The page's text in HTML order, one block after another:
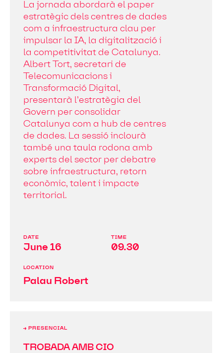
La jornada abordarà el paper
estratègic dels centres de dades
com a infraestructura clau per
impulsar la IA, la digitalització i
la competitivitat de Catalunya.
Albert Tort, secretari de
Telecomunicacions i
Transformació Digital,
presentarà l’estratègia del
Govern per consolidar
Catalunya com a hub de centres
de dades. La sessió inclourà
també una taula rodona amb
experts del sector per debatre
sobre infraestructura, retorn
econòmic, talent i impacte
territorial.
DATE TIME
June 16 09.30
LOCATION
Palau Robert
→ PRESENCIAL
TROBADA AMB CIO